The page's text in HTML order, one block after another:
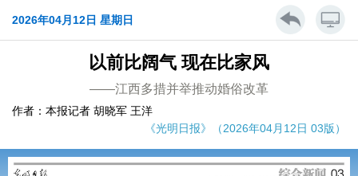
2026年04月12日 星期日
以前比阔气 现在比家风
——江西多措并举推动婚俗改革
作者：本报记者 胡晓军 王洋
《光明日报》（2026年04月12日 03版）